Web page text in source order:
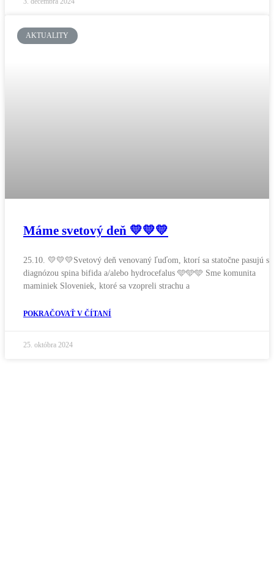
AKTUALITY
Máme svetový deň 💛💛💛
25.10. 💛💛💛Svetový deň venovaný ľuďom, ktorí sa statočne pasujú s
diagnózou spina bifida a/alebo hydrocefalus 🩵🩵🩵 Sme komunita
maminiek Sloveniek, ktoré sa vzopreli strachu a
POKRAČOVAŤ V ČÍTANÍ
25. októbra 2024